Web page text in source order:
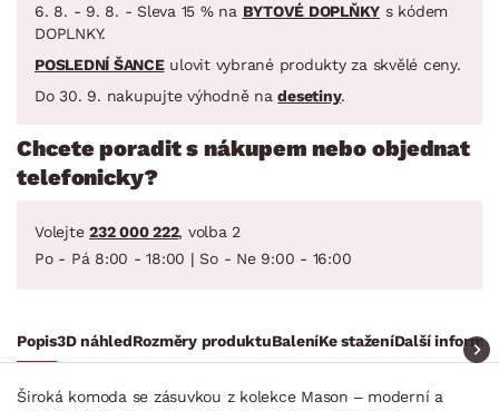
6. 8. - 9. 8. - Sleva 15 % na BYTOVÉ DOPLŇKY s kódem
DOPLNKY.
POSLEDNÍ ŠANCEulovit vybrané produkty za skvělé ceny.
Do 30. 9. nakupujte výhodně nadesetiny.
Chcete poradit s nákupem nebo objednat
telefonicky?
Volejte 232 000 222, volba 2
Po - Pá 8:00 - 18:00 | So - Ne 9:00 - 16:00
Popis3D náhledRozměry produktuBaleníKe staženíDalší
Široká komoda se zásuvkou z kolekce Mason – moderní a